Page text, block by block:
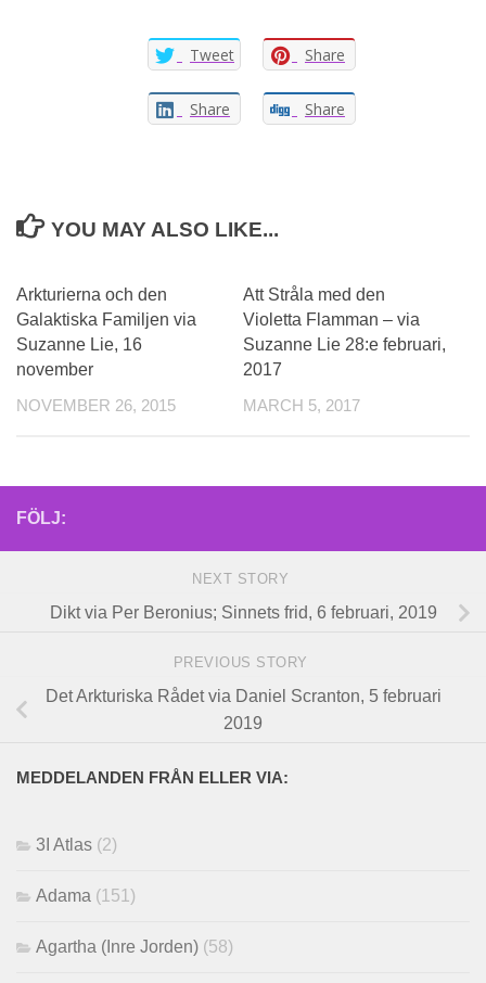
Tweet Share
Share Share
YOU MAY ALSO LIKE...
Arkturierna och den
Galaktiska Familjen via
Suzanne Lie, 16
november
NOVEMBER 26, 2015
Att Stråla med den
Violetta Flamman – via
Suzanne Lie 28:e februari,
2017
MARCH 5, 2017
FÖLJ:
NEXT STORY
Dikt via Per Beronius; Sinnets frid, 6 februari, 2019
PREVIOUS STORY
Det Arkturiska Rådet via Daniel Scranton, 5 februari
2019
MEDDELANDEN FRÅN ELLER VIA:
3I Atlas (2)
Adama (151)
Agartha (Inre Jorden) (58)